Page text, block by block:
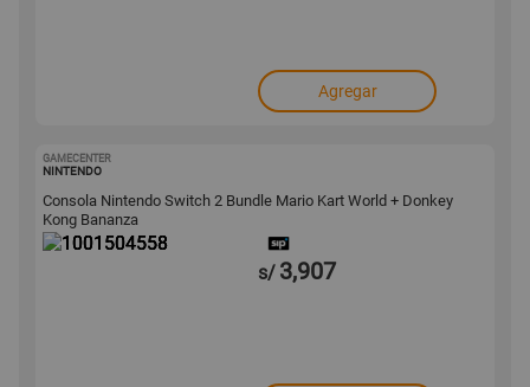
Agregar
GAMECENTER
NINTENDO
Consola Nintendo Switch 2 Bundle Mario Kart World + Donkey
Kong Bananza
s/ 3,907